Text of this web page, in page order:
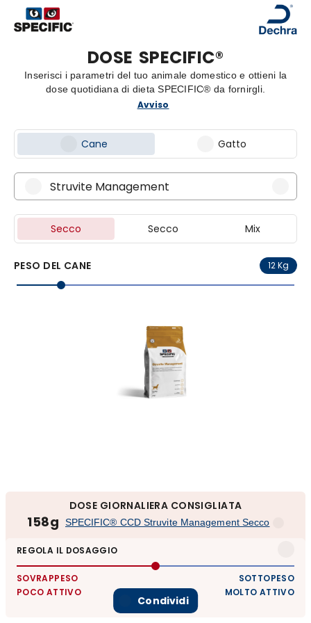
DOSE SPECIFIC®
Inserisci i parametri del tuo animale domestico e ottieni la
dose quotidiana di dieta SPECIFIC® da fornirgli.
Avviso
Cane Gatto
Struvite Management
Secco Secco Mix
PESO DEL CANE 12 Kg
DOSE GIORNALIERA CONSIGLIATA
158g SPECIFIC® CCD Struvite Management Secco
REGOLA IL DOSAGGIO
SOVRAPPESO
POCO ATTIVO
SOTTOPESO
MOLTO ATTIVO
Condividi